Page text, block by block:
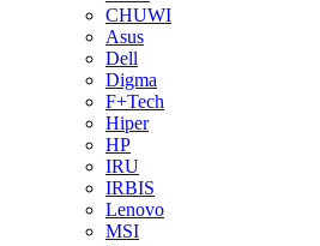
CHUWI
Asus
Dell
Digma
F+Tech
Hiper
HP
IRU
IRBIS
Lenovo
MSI